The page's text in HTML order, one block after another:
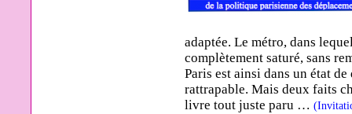
adaptée. Le métro, dans
complètement saturé, sans
Paris est ainsi dans un état
rattrapable. Mais deux faits
livre tout juste paru …